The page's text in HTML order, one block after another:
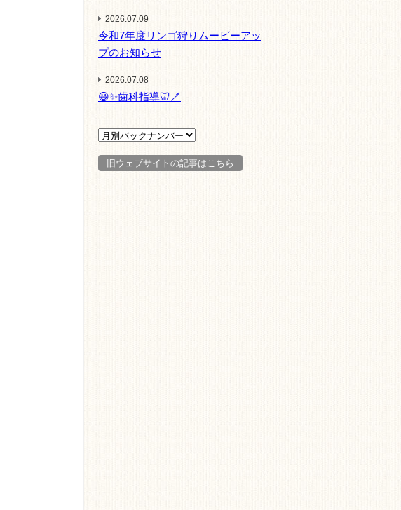
2026.07.09
令和7年度リンゴ狩りムービーアッ
プのお知らせ
2026.07.08
😆✨歯科指導🦷🪥
旧ウェブサイトの記事はこちら